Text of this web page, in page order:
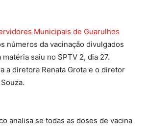
Municipais de Guarulhos
números da vacinação divulgados
saiu no SPTV 2, dia 27.
a diretora Renata Grota e o diretor
analisa se todas as doses de vacina